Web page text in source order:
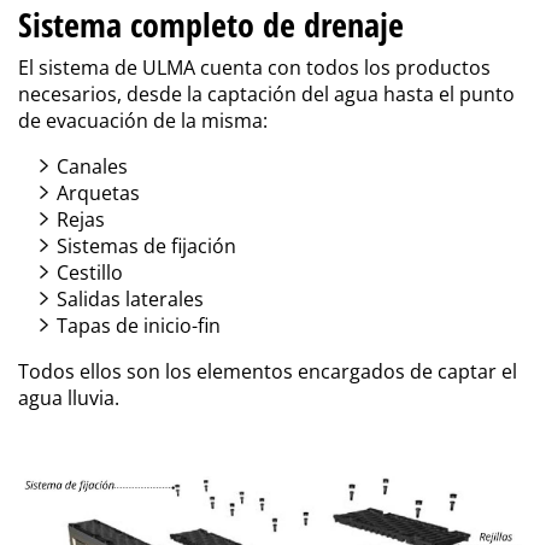
Sistema completo de drenaje
El sistema de ULMA cuenta con todos los productos
necesarios, desde la captación del agua hasta el punto
de evacuación de la misma:
Canales
Arquetas
Rejas
Sistemas de fijación
Cestillo
Salidas laterales
Tapas de inicio-fin
Todos ellos son los elementos encargados de captar el
agua lluvia.